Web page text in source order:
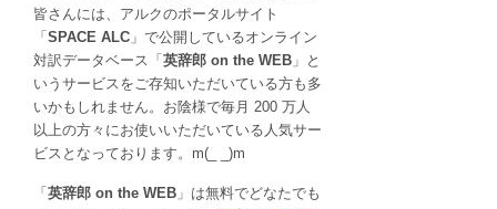
皆さんには、アルクのポータルサイト
「 SPACE ALC 」で公開しているオンライン
対訳データベース「 英辞郎 on the WEB 」と
いうサービスをご存知いただいている方も多
いかもしれません。お陰様で毎月 200 万人
以上の方々にお使いいただいている人気サー
ビスとなっております。m(_ _)m
「 英辞郎 on the WEB 」は無料でどなたでも